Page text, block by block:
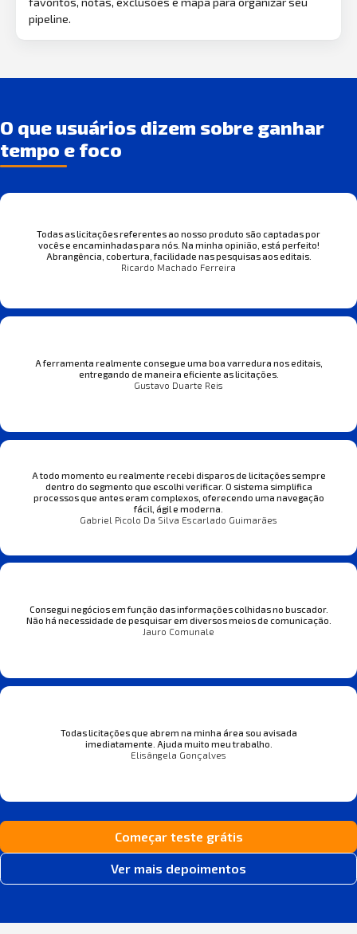
pipeline.
O que usuários dizem sobre ganhar
tempo e foco
Todas as licitações referentes ao nosso produto são captadas por
vocês e encaminhadas para nós. Na minha opinião, está perfeito!
Abrangência, cobertura, facilidade nas pesquisas aos editais.
Ricardo Machado Ferreira
A ferramenta realmente consegue uma boa varredura nos editais,
entregando de maneira eficiente as licitações.
Gustavo Duarte Reis
A todo momento eu realmente recebi disparos de licitações sempre
dentro do segmento que escolhi verificar. O sistema simplifica
processos que antes eram complexos, oferecendo uma navegação
fácil, ágil e moderna.
Gabriel Picolo Da Silva Escarlado Guimarães
Consegui negócios em função das informações colhidas no buscador.
Não há necessidade de pesquisar em diversos meios de comunicação.
Jauro Comunale
Todas licitações que abrem na minha área sou avisada
imediatamente. Ajuda muito meu trabalho.
Elisângela Gonçalves
Começar teste grátis
Ver mais depoimentos